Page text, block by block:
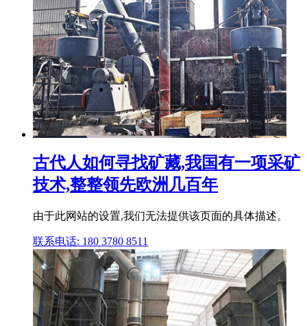
古代人如何寻找矿藏,我国有一项采矿
技术,整整领先欧洲几百年
由于此网站的设置,我们无法提供该页面的具体描述。
联系电话: 180 3780 8511